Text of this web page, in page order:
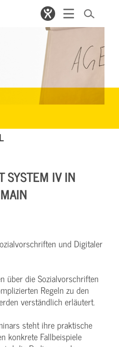
SYSTEM IV IN
und Digitaler
über die Sozialvorschriften
Regeln zu den
verständlich erläutert.
steht ihre praktische
konkrete Fallbeispiele